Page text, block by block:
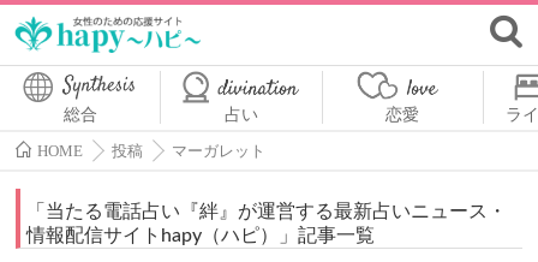
総合 占い 恋愛 ラ
HOME 投稿 マーガレット
「 当たる電話占い『絆』が運営する最新占いニュース・
情報配信サイトhapy（ハピ）
」記事一覧